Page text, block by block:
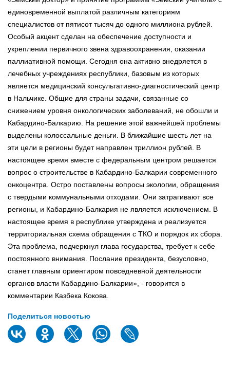
единовременной выплатой различным категориям
специалистов от пятисот тысяч до одного миллиона рублей.
Особый акцент сделан на обеспечение доступности и
укреплении первичного звена здравоохранения, оказании
паллиативной помощи. Сегодня она активно внедряется в
лечебных учреждениях республики, базовым из которых
является медицинский консультативно-диагностический центр
в Нальчике. Общие для страны задачи, связанные со
снижением уровня онкологических заболеваний, не обошли и
Кабардино-Балкарию. На решение этой важнейшей проблемы
выделены колоссальные деньги. В ближайшие шесть лет на
эти цели в регионы будет направлен триллион рублей. В
настоящее время вместе с федеральным центром решается
вопрос о строительстве в Кабардино-Балкарии современного
онкоцентра. Остро поставлены вопросы экологии, обращения
с твердыми коммунальными отходами. Они затрагивают все
регионы, и Кабардино-Балкария не является исключением. В
настоящее время в республике утверждена и реализуется
территориальная схема обращения с ТКО и порядок их сбора.
Эта проблема, подчеркнул глава государства, требует к себе
постоянного внимания. Послание президента, безусловно,
станет главным ориентиром повседневной деятельности
органов власти Кабардино-Балкарии», - говорится в
комментарии Казбека Кокова.
Поделиться новостью